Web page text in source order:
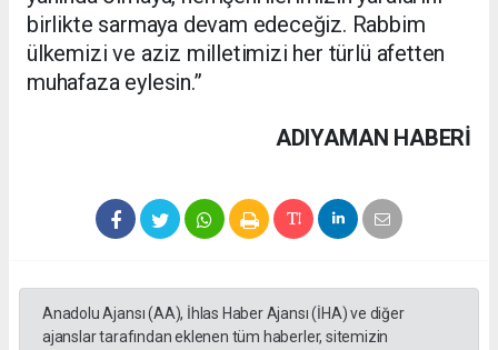
birlikte sarmaya devam edeceğiz. Rabbim
ülkemizi ve aziz milletimizi her türlü afetten
muhafaza eylesin.”
ADIYAMAN HABERİ
Anadolu Ajansı (AA), İhlas Haber Ajansı (İHA) ve diğer
ajanslar tarafından eklenen tüm haberler, sitemizin